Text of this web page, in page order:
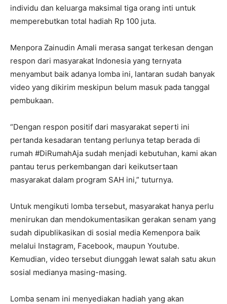
individu dan keluarga maksimal tiga orang inti untuk
memperebutkan total hadiah Rp 100 juta.
Menpora Zainudin Amali merasa sangat terkesan dengan
respon dari masyarakat Indonesia yang ternyata
menyambut baik adanya lomba ini, lantaran sudah banyak
video yang dikirim meskipun belum masuk pada tanggal
pembukaan.
“Dengan respon positif dari masyarakat seperti ini
pertanda kesadaran tentang perlunya tetap berada di
rumah #DiRumahAja sudah menjadi kebutuhan, kami akan
pantau terus perkembangan dari keikutsertaan
masyarakat dalam program SAH ini,” tuturnya.
Untuk mengikuti lomba tersebut, masyarakat hanya perlu
menirukan dan mendokumentasikan gerakan senam yang
sudah dipublikasikan di sosial media Kemenpora baik
melalui Instagram, Facebook, maupun Youtube.
Kemudian, video tersebut diunggah lewat salah satu akun
sosial medianya masing-masing.
Lomba senam ini menyediakan hadiah yang akan